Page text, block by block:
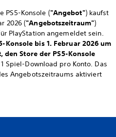
PS5-Konsole ("Angebot") kaufst
2026 ("Angebotszeitraum")
PlayStation angemeldet sein.
Konsole bis 1. Februar 2026 um
Store der PS5-Konsole
Spiel-Download pro Konto. Das
Angebotszeitraums aktiviert